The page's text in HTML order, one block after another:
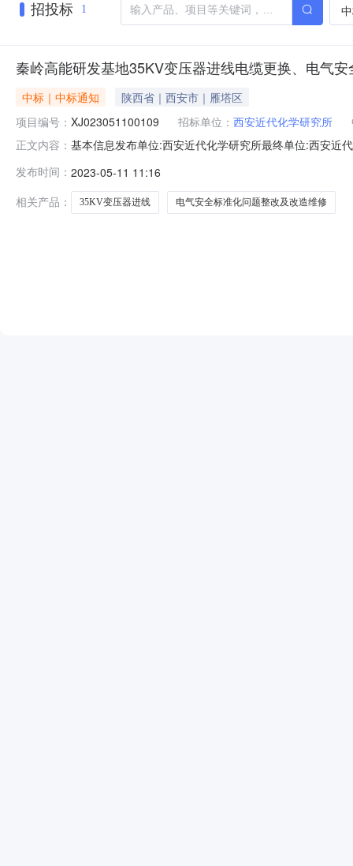
招投标 1
秦岭高能研发基地35KV变压器进线电缆更换、电气
中标｜中标通知
陕西省｜西安市｜雁塔区
项目编号： XJ023051100109 招标单位： 西安近代化学研究所
正文内容： 基本信息发布单位:西安近代化学研究所最终单位:西安近
询价函及相关技术要求.docx询价单.xlsx询价单.xlsx采购
发布时间： 2023-05-11 11:16
相关产品：
35KV变压器进线 电气安全标准化问题整改及改造维修